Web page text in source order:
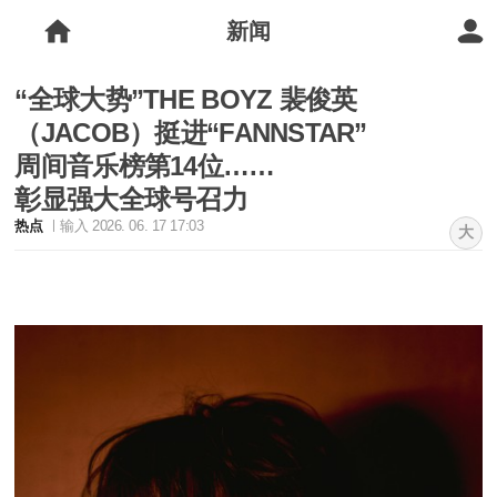
新闻
“全球大势”THE BOYZ 裴俊英
（JACOB）挺进“FANNSTAR”
周间音乐榜第14位……
彰显强大全球号召力
热点 输入 2026. 06. 17 17:03 大